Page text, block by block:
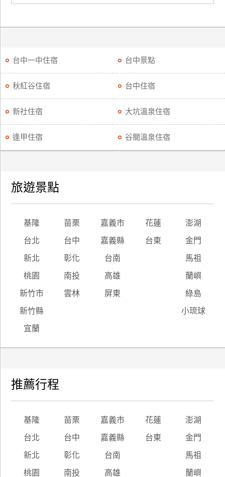
台中一中住宿 台中景點
秋紅谷住宿 台中住宿
新社住宿 大坑溫泉住宿
逢甲住宿 谷關溫泉住宿
旅遊景點
基隆 苗栗 嘉義市 花蓮 澎湖
台北 台中 嘉義縣 台東 金門
新北 彰化 台南 馬祖
桃園 南投 高雄 蘭嶼
新竹市 雲林 屏東 綠島
新竹縣 小琉球
宜蘭
推薦行程
基隆 苗栗 嘉義市 花蓮 澎湖
台北 台中 嘉義縣 台東 金門
新北 彰化 台南 馬祖
桃園 南投 高雄 蘭嶼